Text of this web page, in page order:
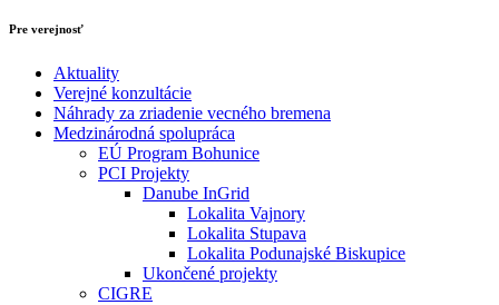
Pre verejnosť
Aktuality
Verejné konzultácie
Náhrady za zriadenie vecného bremena
Medzinárodná spolupráca
EÚ Program Bohunice
PCI Projekty
Danube InGrid
Lokalita Vajnory
Lokalita Stupava
Lokalita Podunajské Biskupice
Ukončené projekty
CIGRE